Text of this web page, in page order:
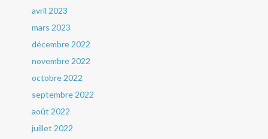
avril 2023
mars 2023
décembre 2022
novembre 2022
octobre 2022
septembre 2022
août 2022
juillet 2022